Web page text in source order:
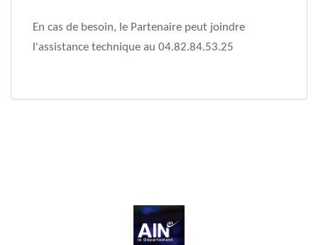
En cas de besoin, le Partenaire peut joindre
l'assistance technique au 04.82.84.53.25